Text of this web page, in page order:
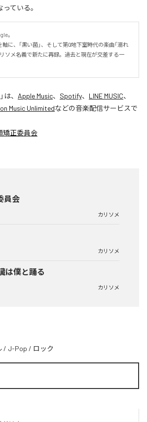
ている。
。
軸に、「黒い菌」、そして第0̸地下室時代の楽曲「溺れ
ソメ名義で新たに再録。過去と現在が交差する一
」は、 Apple Music、 Spotify、 LINE MUSIC、
Music Unlimitedなどの音楽配信サービスで
矯正委員会
員会
カリソメ
カリソメ
は僕と踊る
カリソメ
/ J-Pop / ロック